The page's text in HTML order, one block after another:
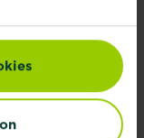
vous êtes